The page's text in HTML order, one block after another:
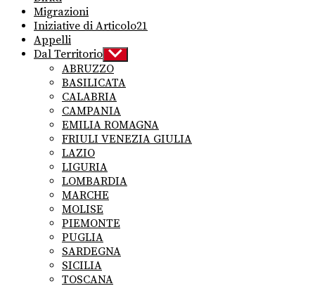
Migrazioni
Iniziative di Articolo21
Appelli
Dal Territorio Show
sub
menu
ABRUZZO
BASILICATA
CALABRIA
CAMPANIA
EMILIA ROMAGNA
FRIULI VENEZIA GIULIA
LAZIO
LIGURIA
LOMBARDIA
MARCHE
MOLISE
PIEMONTE
PUGLIA
SARDEGNA
SICILIA
TOSCANA